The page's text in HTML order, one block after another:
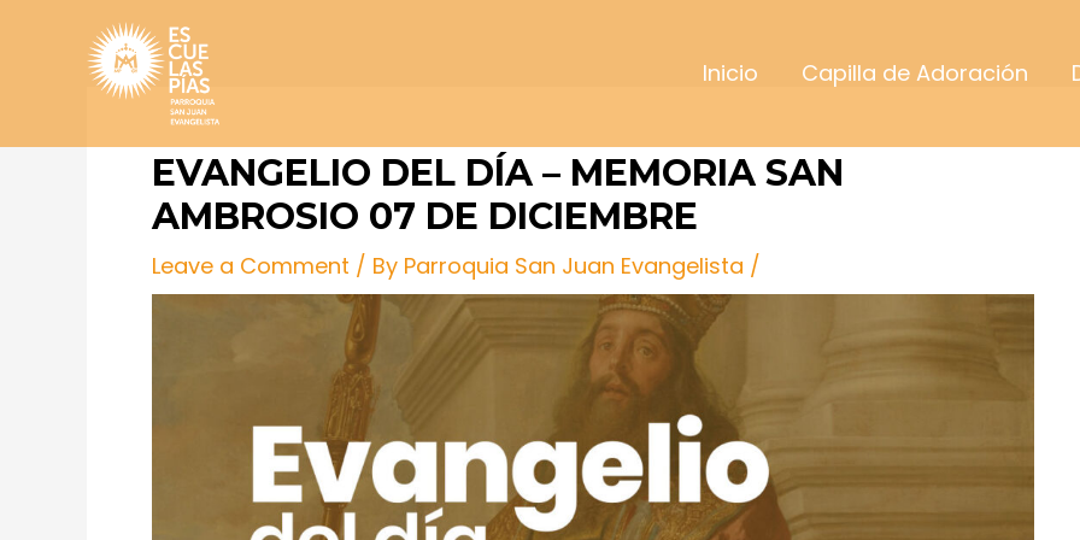
Inicio Capilla de Adoración
EVANGELIO DEL DÍA – MEMORIA SAN
AMBROSIO 07 DE DICIEMBRE
Leave a Comment / By Parroquia San Juan Evangelista /
navigation